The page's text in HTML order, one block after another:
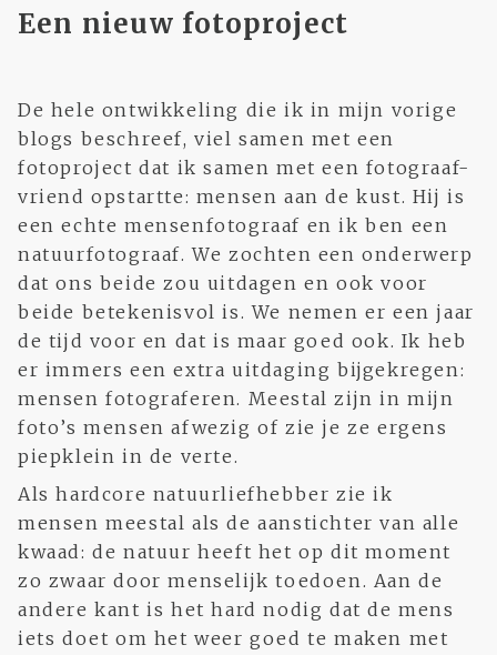
Een nieuw fotoproject
De hele ontwikkeling die ik in mijn vorige
blogs beschreef, viel samen met een
fotoproject dat ik samen met een fotograaf-
vriend opstartte: mensen aan de kust. Hij is
een echte mensenfotograaf en ik ben een
natuurfotograaf. We zochten een onderwerp
dat ons beide zou uitdagen en ook voor
beide betekenisvol is. We nemen er een jaar
de tijd voor en dat is maar goed ook. Ik heb
er immers een extra uitdaging bijgekregen:
mensen fotograferen. Meestal zijn in mijn
foto’s mensen afwezig of zie je ze ergens
piepklein in de verte.
Als hardcore natuurliefhebber zie ik
mensen meestal als de aanstichter van alle
kwaad: de natuur heeft het op dit moment
zo zwaar door menselijk toedoen. Aan de
andere kant is het hard nodig dat de mens
iets doet om het weer goed te maken met